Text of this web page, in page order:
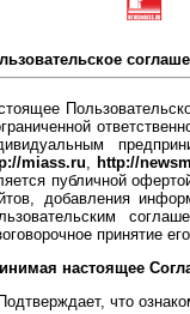
miass.ru
http://
публичной
добавления
принятие
настоящее
что